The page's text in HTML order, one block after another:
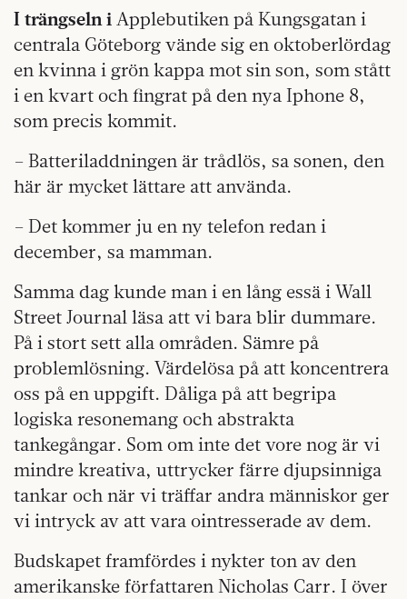
I trängseln i Applebutiken på Kungsgatan i
centrala Göteborg vände sig en oktoberlördag
en kvinna i grön kappa mot sin son, som stått
i en kvart och fingrat på den nya Iphone 8,
som precis kommit.
– Batteriladdningen är trådlös, sa sonen, den
här är mycket lättare att använda.
– Det kommer ju en ny telefon redan i
december, sa mamman.
Samma dag kunde man i en lång essä i Wall
Street Journal läsa att vi bara blir dummare.
På i stort sett alla områden. Sämre på
problemlösning. Värdelösa på att koncentrera
oss på en uppgift. Dåliga på att begripa
logiska resonemang och abstrakta
tankegångar. Som om inte det vore nog är vi
mindre kreativa, uttrycker färre djupsinniga
tankar och när vi träffar andra människor ger
vi intryck av att vara ointresserade av dem.
Budskapet framfördes i nykter ton av den
amerikanske författaren Nicholas Carr. I över